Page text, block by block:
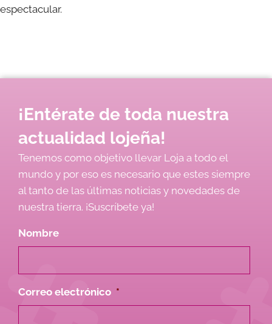
espectacular.
¡Entérate de toda nuestra
actualidad lojeña!
Tenemos como objetivo llevar Loja a todo el
mundo y por eso es necesario que estes siempre
al tanto de las últimas noticias y novedades de
nuestra tierra. ¡Suscríbete ya!
Nombre
Correo electrónico *